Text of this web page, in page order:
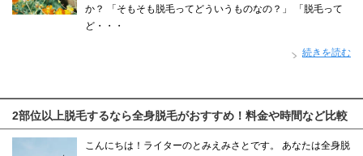
か？ 「そもそも脱毛ってどういうものなの？」 「脱毛って
ど・・・
続きを読む
2部位以上脱毛するなら全身脱毛がおすすめ！料金や時間など比較
こんにちは！ライターのとみえみさとです。 あなたは全身脱